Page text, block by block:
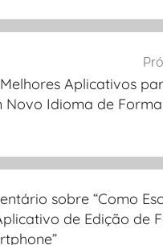
Aplicativos
Novo Idioma de
sobre “Como
de Edição de
”